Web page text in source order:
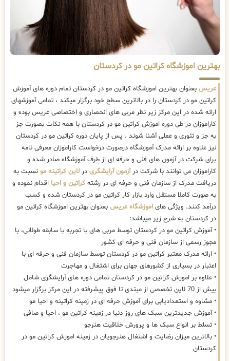
بهترین اموزشگاه کراتین مو در کردستان
عریس بعنوان بهترین اموزشگاه کراتین مو در کردستان تمام دوره های آموزش
کراتین مو در کردستان را در بالاترین سطح خود برگزار میکند ، تمامی آموزشهای
ارائه شده در این مرکز زیر نظر مربی های انحصاری و اختصاصی عریس بوده و
کاراموزان در طی دوره اموزش کراتین مو در کردستان با همه نکات بصورت جز
به جز و تئوری و عملی آشنا شوند . پس از پایان دوره کراتین مو در کردستان
نیز علاوه بر ارائه مدرک آموزشگاه درصورت درخواست کاراموزان معرفی نامه
برای شرکت در آزمون های فنی و حرفه ای از طرف آموزشگاه صادر شده و
کاراموزان می توانند با شرکت درآزمون آرایشگری در لاین کراتینه مو نسبت به
دریافت مدرک از سازمان فنی و حرفه ای در رشته کراتین و احیا اقدام نموده و
به صورت کاملا مستقل وارد بازار کار کراتین مو در کردستان شده و کسب
درآمد کنند. ویژگی های اموزشگاه عریس بعنوان بهترین اموزشگاه کراتین مو
در کردستان به شرح زیر میباشد:
• آموزش کراتین مو در کردستان توسط مربی های با تجربه با سابقه طولانی، با
مجوز رسمی از سازمان فنی و حرفه ای کشور
• ارائه مدرک معتبر کراتین مو در کردستان توسط سازمان فنی و حرفه ای با
اعتبار در بسیاری از کشورهای جهان برای اشتغال و مهاجرت
• علاوه بر اموزش کراتین مو در کردستان تمامی دوره های آرایشگری شامل
بیش از 70 لاین تخصصی از مبتدی تا فوق پیشرفته در این مرکز برگزار میشود
• مشاوه و استعدادیابی برای آموزش حرفه ای در زمینه کراتینه و احیا مو
• آموزش جدیدترین سبک های روز دنیا در زمینه کراتین مو ، احیا و صافی
• تسلط بر انواع سبک ها و پرورش خلاقیت هنرجو
• بالاترین میزان رضایت و اشتغال هنرجویان در زمینه اموزش کراتین مو در
کردستان